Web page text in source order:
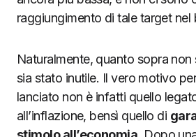
raggiungimento di tale target nel
Naturalmente, quanto sopra non
sia stato inutile. Il vero motivo
lanciato non è infatti quello
all’inflazione, bensì quello di